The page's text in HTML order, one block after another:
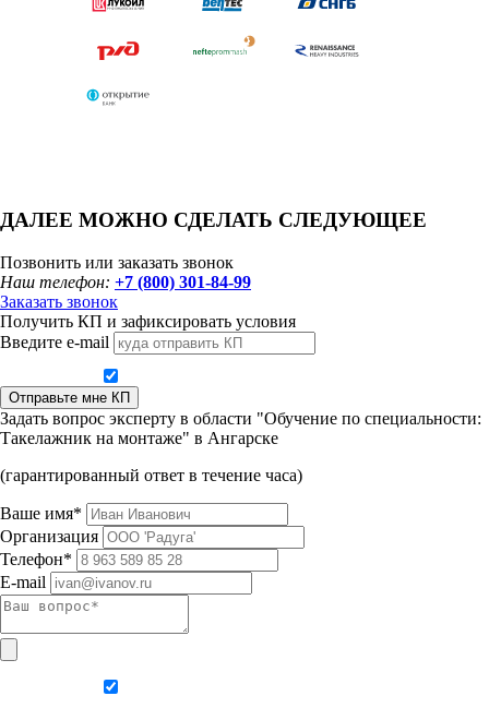
ДАЛЕЕ МОЖНО СДЕЛАТЬ СЛЕДУЮЩЕЕ
Позвонить или заказать звонок
Наш телефон: +7 (800) 301-84-99
Заказать звонок
Получить КП и зафиксировать условия
Введите e-mail
Отправьте мне КП
Задать вопрос эксперту в области "Обучение по специальности:
Такелажник на монтаже" в Ангарске
(гарантированный ответ в течение часа)
Ваше имя*
Организация
Телефон*
E-mail